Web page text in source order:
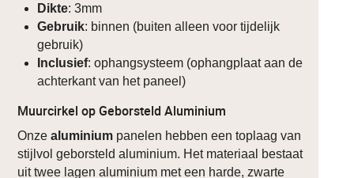
Dikte: 3mm
Gebruik: binnen (buiten alleen voor tijdelijk
gebruik)
Inclusief: ophangsysteem (ophangplaat aan de
achterkant van het paneel)
Muurcirkel op Geborsteld Aluminium
Onzealuminium panelen hebben een toplaag van
stijlvol geborsteld aluminium. Het materiaal bestaat
uit twee lagen aluminium met een harde, zwarte